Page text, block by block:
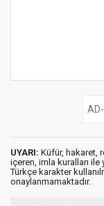
UYARI: Küfür, hakaret,
içeren, imla kuralları ile
Türkçe karakter
onaylanmamaktadır.